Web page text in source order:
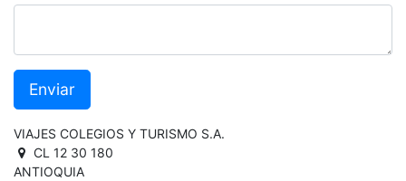
Enviar
VIAJES COLEGIOS Y TURISMO S.A.
CL 12 30 180
ANTIOQUIA